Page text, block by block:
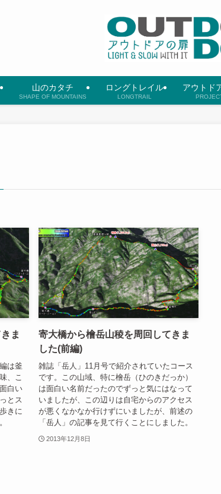
山のカタチ
SHAPE OF MOUNTAINS
ロングトレイル
LONGTRAIL
アウトド
ま
は釜
、こ
白い
とス
きに
寄大橋から檜岳山稜を周回してきま
した(前編)
雑誌「岳人」11月号で紹介されていたコース
です。この山域、特に檜岳（ひのきだっか）
は面白い名前だったのでずっと気にはなって
いましたが、この辺りは自宅からのアクセス
が悪くなかなか行けずにいましたが、前述の
「岳人」の記事を見て行くことにしました。
2013年12月8日